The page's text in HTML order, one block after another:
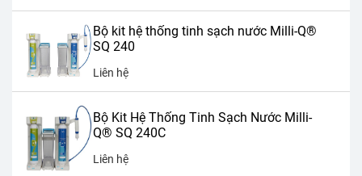
Bộ kit hệ thống tinh sạch nước Milli-Q®
SQ 240
Liên hệ
Bộ Kit Hệ Thống Tinh Sạch Nước Milli-
Q® SQ 240C
Liên hệ